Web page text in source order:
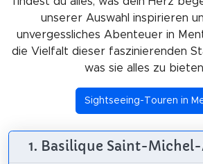
unserer Auswahl inspirieren
unvergessliches Abenteuer in
die Vielfalt dieser faszinierenden
was sie alles zu
Sightseeing-Touren in
1. Basilique Saint-